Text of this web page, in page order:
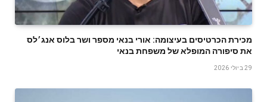
‬את‭ ‬סיפורה‭ ‬המופלא‭ ‬של‭ ‬משפחת‭ ‬בנאי
29 ביולי 2026